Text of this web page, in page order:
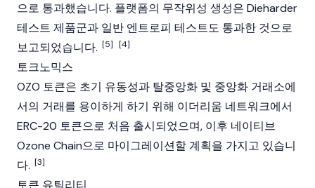
으로 통과했습니다. 플랫폼의 무작위성 생성은 Dieharder
테스트 제품군과 일반 엔트로피 테스트도 통과한 것으로
보고되었습니다. [5] [4]
토크노믹스
OZO 토큰은 초기 유동성과 탈중앙화 및 중앙화 거래소에
서의 거래를 용이하게 하기 위해 이더리움 네트워크에서
ERC-20 토큰으로 처음 출시되었으며, 이후 네이티브
Ozone Chain으로 마이그레이션할 계획을 가지고 있습니
다. [3]
토큰 유틸리티